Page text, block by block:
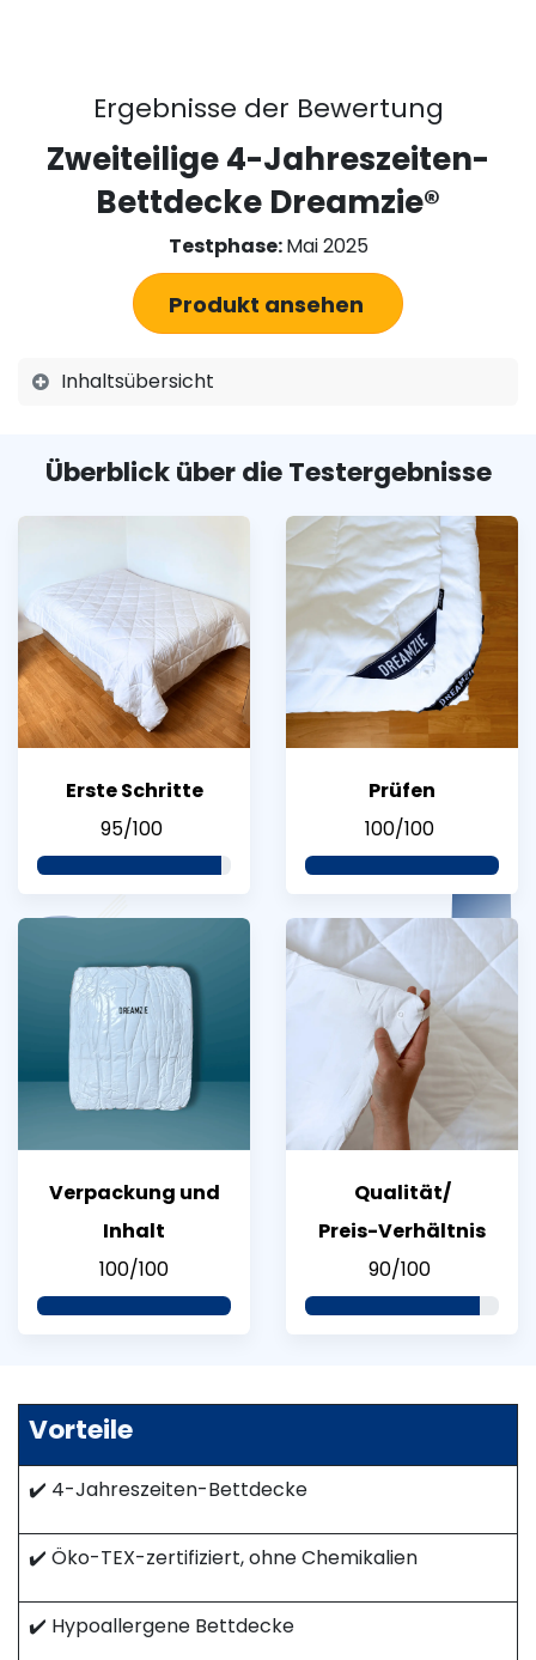
Ergebnisse der Bewertung
Zweiteilige 4-Jahreszeiten-
Bettdecke Dreamzie®
Testphase:Mai 2025
Produkt ansehen
Inhaltsübersicht
Überblick über die Testergebnisse
Erste Schritte
95/100
Prüfen
100/100
Qualität/
Preis-Verhältnis
90/100
Verpackung und
Inhalt
100/100
Vorteile
✔️ 4-Jahreszeiten-Bettdecke
✔️ Öko-TEX-zertifiziert, ohne Chemikalien
✔️ Hypoallergene Bettdecke